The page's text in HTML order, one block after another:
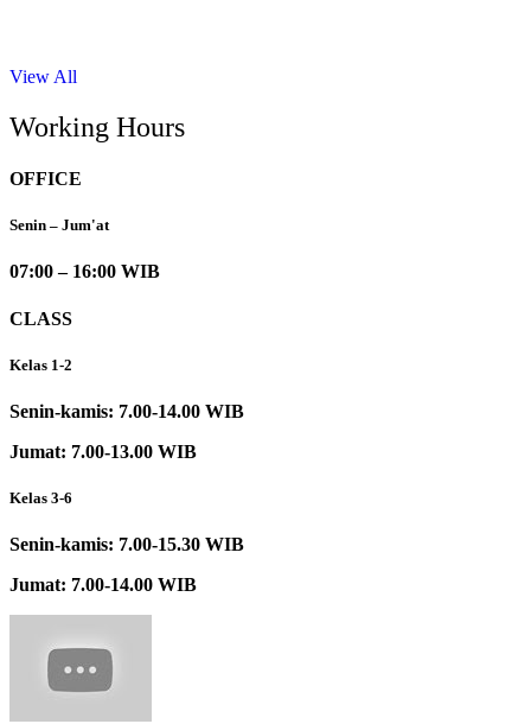
View All
Working Hours
OFFICE
Senin – Jum'at
07:00 – 16:00 WIB
CLASS
Kelas 1-2
Senin-kamis: 7.00-14.00 WIB
Jumat: 7.00-13.00 WIB
Kelas 3-6
Senin-kamis: 7.00-15.30 WIB
Jumat: 7.00-14.00 WIB